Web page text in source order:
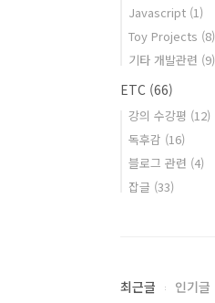
Javascript (1)
Toy Projects (8)
기타 개발관련 (9)
ETC (66)
강의 수강평 (12)
독후감 (16)
블로그 관련 (4)
잡글 (33)
최근글 인기글